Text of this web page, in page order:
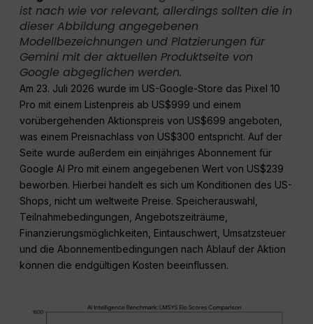
ist nach wie vor relevant, allerdings sollten die in
dieser Abbildung angegebenen
Modellbezeichnungen und Platzierungen für
Gemini mit der aktuellen Produktseite von
Google abgeglichen werden.
Am 23. Juli 2026 wurde im US-Google-Store das Pixel 10
Pro mit einem Listenpreis ab US$999 und einem
vorübergehenden Aktionspreis von US$699 angeboten,
was einem Preisnachlass von US$300 entspricht. Auf der
Seite wurde außerdem ein einjähriges Abonnement für
Google AI Pro mit einem angegebenen Wert von US$239
beworben. Hierbei handelt es sich um Konditionen des US-
Shops, nicht um weltweite Preise. Speicherauswahl,
Teilnahmebedingungen, Angebotszeiträume,
Finanzierungsmöglichkeiten, Eintauschwert, Umsatzsteuer
und die Abonnementbedingungen nach Ablauf der Aktion
können die endgültigen Kosten beeinflussen.